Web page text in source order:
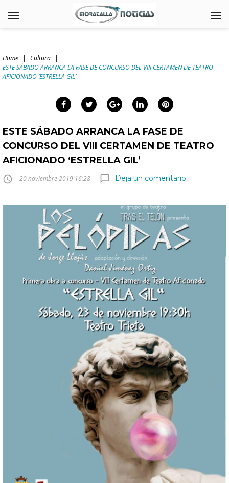
to
content
Home | Cultura
|
ESTE SÁBADO ARRANCA LA FASE DE CONCURSO DEL VIII CERTAMEN DE TEATRO
AFICIONADO ‘ESTRELLA GIL’
FacebookTwitterGoogle+LinkedInPinterest
ESTE SÁBADO ARRANCA LA FASE DE
CONCURSO DEL VIII CERTAMEN DE TEATRO
AFICIONADO ‘ESTRELLA GIL’
access_time 20 noviembre 2019 16:28 chat_bubble_outline Deja un comentario